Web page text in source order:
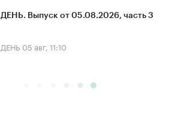
ДЕНЬ. Выпуск от 05.08.2026, часть 3
ДЕНЬ 05 авг, 11:10